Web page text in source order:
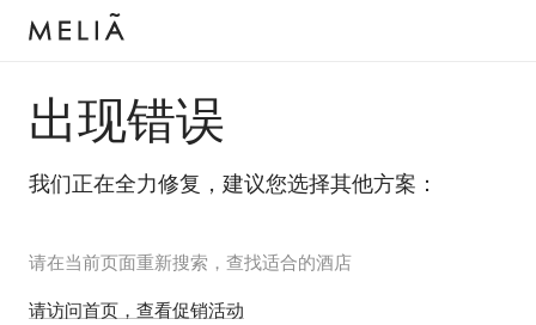
出现错误
我们正在全力修复，建议您选择其他方案：
请在当前页面重新搜索，查找适合的酒店
请访问首页，查看促销活动